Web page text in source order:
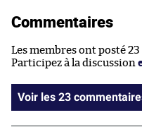
Commentaires
Les membres ont posté
Participez à la discussion
Voir les 23